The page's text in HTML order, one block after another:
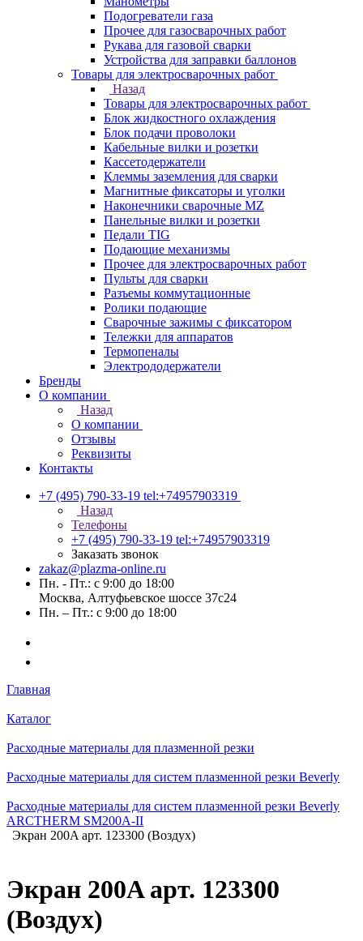
Подогреватели газа
Прочее для газосварочных работ
Рукава для газовой сварки
Устройства для заправки баллонов
Товары для электросварочных работ
Назад
Товары для электросварочных работ
Блок жидкостного охлаждения
Блок подачи проволоки
Кабельные вилки и розетки
Кассетодержатели
Клеммы заземления для сварки
Магнитные фиксаторы и уголки
Наконечники сварочные MZ
Панельные вилки и розетки
Педали TIG
Подающие механизмы
Прочее для электросварочных работ
Пульты для сварки
Разъемы коммутационные
Ролики подающие
Сварочные зажимы с фиксатором
Тележки для аппаратов
Термопеналы
Электрододержатели
Бренды
О компании
Назад
О компании
Отзывы
Реквизиты
Контакты
+7 (495) 790-33-19 tel:+74957903319
Назад
Телефоны
+7 (495) 790-33-19 tel:+74957903319
Заказать звонок
zakaz@plazma-online.ru
Пн. - Пт.: с 9:00 до 18:00
Москва, Алтуфьевское шоссе 37с24
Пн. – Пт.: с 9:00 до 18:00
Главная
Каталог
Расходные материалы для плазменной резки
Расходные материалы для систем плазменной резки Beverly
Расходные материалы для систем плазменной резки Beverly
ARCTHERM SM200A-II
Экран 200A арт. 123300 (Воздух)
Экран 200A арт. 123300
(Воздух)